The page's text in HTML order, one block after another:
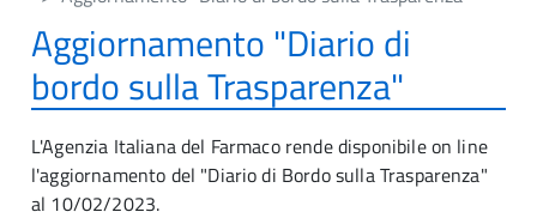
Aggiornamento "Diario di
bordo sulla Trasparenza"
L'Agenzia Italiana del Farmaco rende disponibile on line
l'aggiornamento del "Diario di Bordo sulla Trasparenza"
al 10/02/2023.